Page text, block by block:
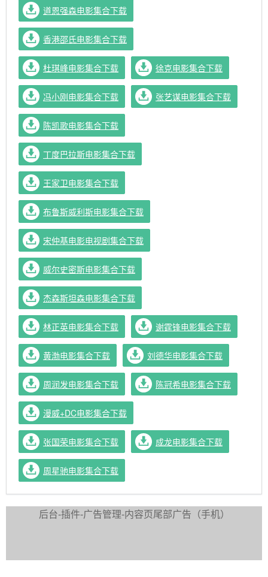
道恩强森电影集合下载
香港邵氏电影集合下载
杜琪峰电影集合下载 徐克电影集合下载
冯小刚电影集合下载 张艺谋电影集合下载
陈凯歌电影集合下载
丁度巴拉斯电影集合下载
王家卫电影集合下载
布鲁斯威利斯电影集合下载
宋仲基电影电视剧集合下载
威尔史密斯电影集合下载
杰森斯坦森电影集合下载
林正英电影集合下载 谢霆锋电影集合下载
黄渤电影集合下载 刘德华电影集合下载
周润发电影集合下载 陈冠希电影集合下载
漫威+DC电影集合下载
张国荣电影集合下载 成龙电影集合下载
周星驰电影集合下载
航
后台-插件-广告管理-内容页尾部广告（手机）